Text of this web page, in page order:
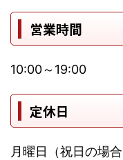
営業時間
10:00～19:00
定休日
月曜日（祝日の場